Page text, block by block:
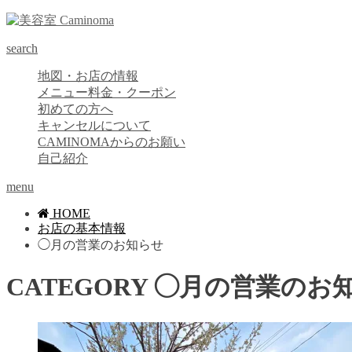
search
地図・お店の情報
メニュー料金・クーポン
初めての方へ
キャンセルについて
CAMINOMAからのお願い
自己紹介
menu
HOME
お店の基本情報
◯月の営業のお知らせ
CATEGORY◯月の営業のお